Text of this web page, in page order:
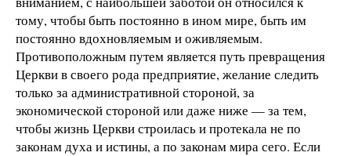
тому, чтобы быть постоянно в ином мире, быть им
постоянно вдохновляемым и оживляемым.
Противоположным путем является путь превращения
Церкви в своего рода предприятие, желание следить
только за административной стороной, за
экономической стороной или даже ниже — за тем,
чтобы жизнь Церкви строилась и протекала не по
законам духа и истины, а по законам мира сего. Если